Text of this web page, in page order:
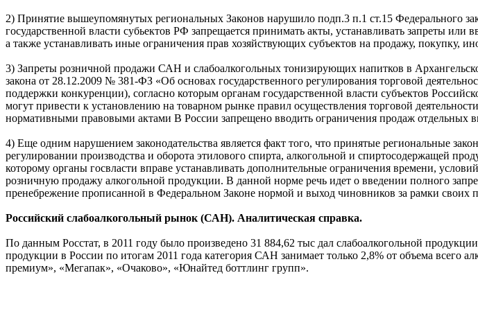
2) Принятие вышеупомянутых региональных Законов нарушило подп.3 п.1 ст.15 Федерального
государственной власти субьектов РФ запрещается принимать акты, устанавливать запреты
а также устанавливать иные ограничения прав хозяйствующих субъектов на продажу, покупку,
3) Запреты розничной продажи САН и слабоалкогольных тонизирующих напитков в
закона от 28.12.2009 № 381-ФЗ «Об основах государственного регулирования торговой
поддержки конкуренции), согласно которым органам государственной власти субъектов
могут привести к установлению на товарном рынке правил осуществления торговой
нормативными правовыми актами В России запрещено вводить ограничения продаж отдельных
4) Еще одним нарушением законодательства является факт того, что принятые региональные
регулировании производства и оборота этилового спирта, алкогольной и спиртосодержащей
которому органы госвласти вправе устанавливать дополнительные ограничения времени,
розничную продажу алкогольной продукции. В данной норме речь идет о введении полного
пренебрежение прописанной в Федеральном Законе нормой и выход чиновников за рамки своих
Российский слабоалкогольный рынок (САН). Аналитическая справка.
По данным Росстат, в 2011 году было произведено 31 884,62 тыс дал слабоалкогольной
продукции в России по итогам 2011 года категория САН занимает только 2,8% от объема
премиум», «Мегапак», «Очаково», «Юнайтед боттлинг групп».